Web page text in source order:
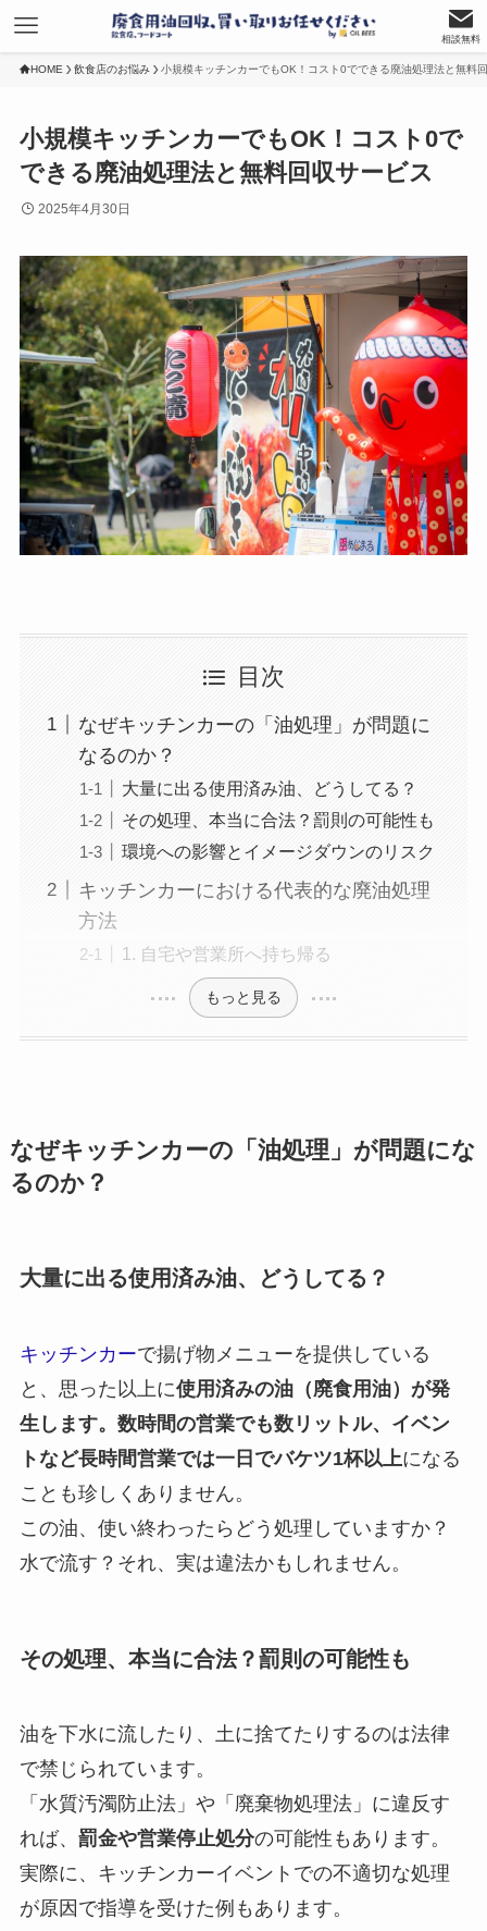
相談無料
HOME 飲食店のお悩み 小規模キッチンカーでもOK！コスト0でできる廃油処理法と無料
小規模キッチンカーでもOK！コスト0で
できる廃油処理法と無料回収サービス
2025年4月30日
目次
なぜキッチンカーの「油処理」が問題に
なるのか？
大量に出る使用済み油、どうしてる？
その処理、本当に合法？罰則の可能性も
環境への影響とイメージダウンのリスク
キッチンカーにおける代表的な廃油処理
方法
1. 自宅や営業所へ持ち帰る
もっと見る
なぜキッチンカーの「油処理」が問題にな
るのか？
大量に出る使用済み油、どうしてる？
キッチンカーで揚げ物メニューを提供している
と、思った以上に使用済みの油（廃食用油）が発
生します。数時間の営業でも数リットル、イベン
トなど長時間営業では一日でバケツ1杯以上になる
ことも珍しくありません。
この油、使い終わったらどう処理していますか？
水で流す？それ、実は違法かもしれません。
その処理、本当に合法？罰則の可能性も
油を下水に流したり、土に捨てたりするのは法律
で禁じられています。
「水質汚濁防止法」や「廃棄物処理法」に違反す
れば、 罰金や営業停止処分の可能性もあります。
実際に、キッチンカーイベントでの不適切な処理
が原因で指導を受けた例もあります。